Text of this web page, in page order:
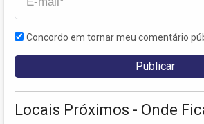
Concordo em tornar meu comentário
Locais Próximos - Onde